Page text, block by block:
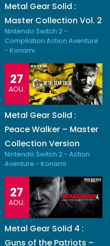
Metal Gear Solid :
Master Collection Vol. 2
Nintendo Switch 2 -
Compilation Action Aventure
- Konami
27
AOU.
Metal Gear Solid :
Peace Walker – Master
Collection Version
Nintendo Switch 2 - Action
Aventure - Konami
27
AOU.
Metal Gear Solid 4 :
Guns of the Patriots –